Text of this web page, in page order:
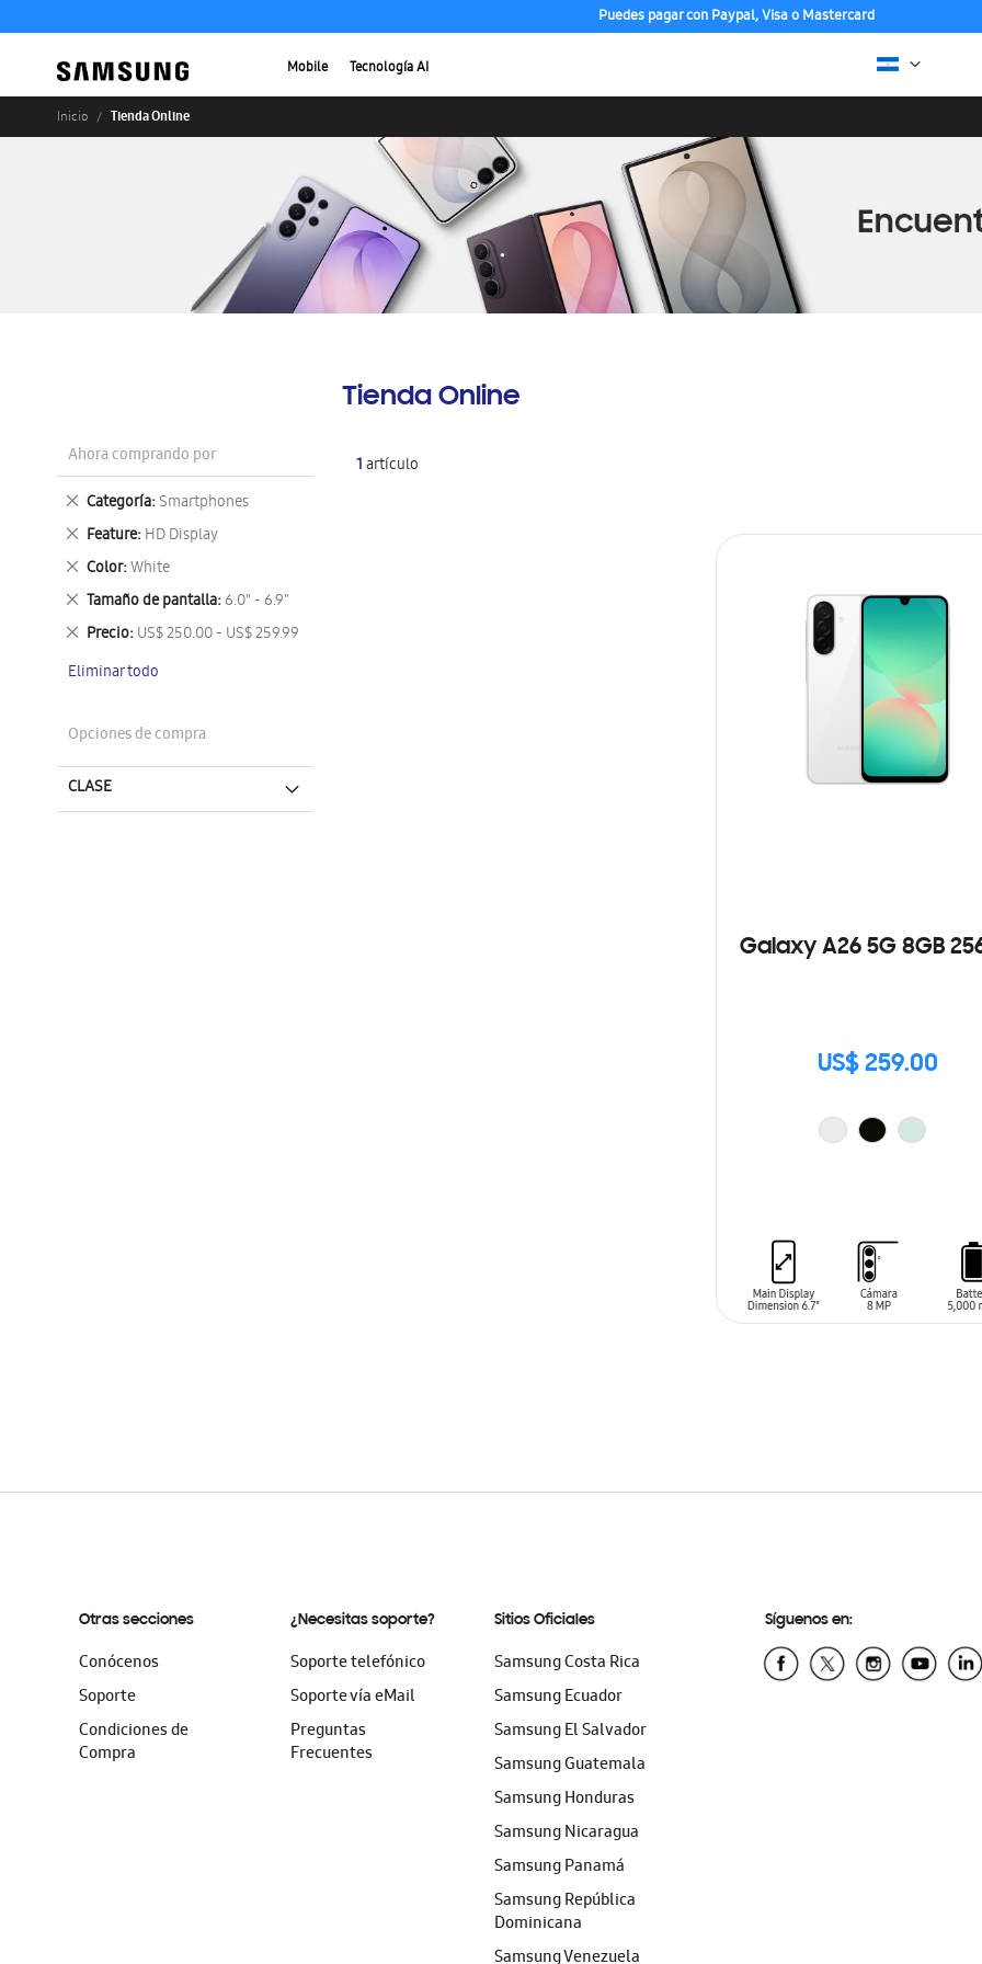
Puedes pagar con Paypal, Visa o Mastercard
Mobile Tecnología AI
Inicio Tienda Online
Tienda Online
1artículo
Galaxy A26 5G 8GB
US$ 259.00
Ahora comprando por
Categoría Smartphones
Eliminar
este
artículo
Feature HD Display
Eliminar
este
artículo
Color White
Eliminar
este
artículo
Tamaño de pantalla 6.0" - 6.9"
Eliminar
este
artículo
Precio US$ 250.00 - US$ 259.99
Eliminar
artículo
Eliminar todo
Opciones de compra
CLASE
Otras secciones
Conócenos
Soporte
Condiciones de
Compra
¿Necesitas soporte?
Soporte telefónico
Soporte vía eMail
Preguntas
Frecuentes
Sitios Oficiales
Samsung Costa Rica
Samsung Ecuador
Samsung El Salvador
Samsung Guatemala
Samsung Honduras
Samsung Nicaragua
Samsung Panamá
Samsung República
Dominicana
Samsung Venezuela
Síguenos en: